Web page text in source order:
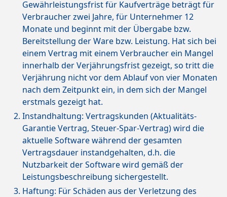
Gewährleistungsfrist für Kaufverträge beträgt für
Verbraucher zwei Jahre, für Unternehmer 12
Monate und beginnt mit der Übergabe bzw.
Bereitstellung der Ware bzw. Leistung. Hat sich bei
einem Vertrag mit einem Verbraucher ein Mangel
innerhalb der Verjährungsfrist gezeigt, so tritt die
Verjährung nicht vor dem Ablauf von vier Monaten
nach dem Zeitpunkt ein, in dem sich der Mangel
erstmals gezeigt hat.
Instandhaltung: Vertragskunden (Aktualitäts-
Garantie Vertrag, Steuer-Spar-Vertrag) wird die
aktuelle Software während der gesamten
Vertragsdauer instandgehalten, d.h. die
Nutzbarkeit der Software wird gemäß der
Leistungsbeschreibung sichergestellt.
Haftung: Für Schäden aus der Verletzung des